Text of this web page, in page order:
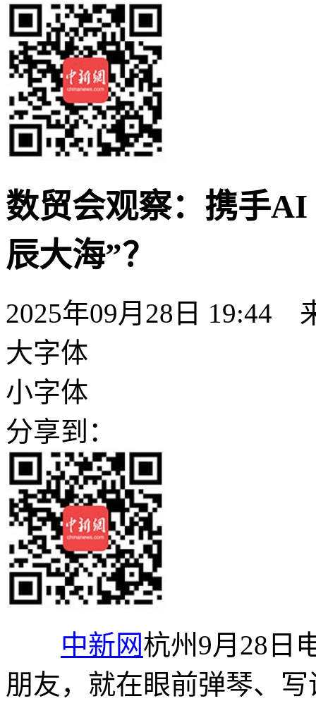
数贸会观察：携手
辰大海”？
2025年09月28日 19:44
大字体
小字体
分享到：
中新网杭州9月28日
朋友，就在眼前弹琴、